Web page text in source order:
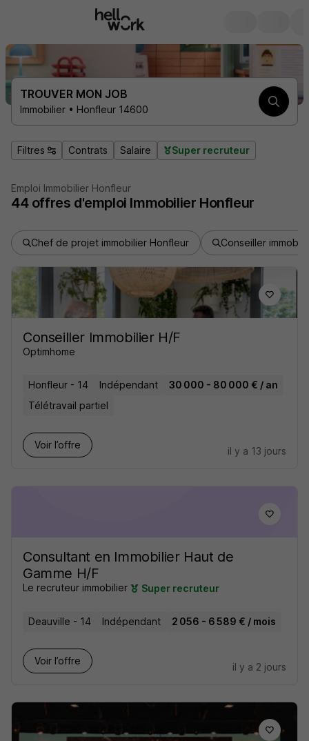
TROUVER MON JOB
Immobilier • Honfleur 14600
Filtres Contrats Salaire Super recruteur
Emploi Immobilier Honfleur
44 offres d'emploi Immobilier Honfleur
Chef de projet immobilier Honfleur Conseiller
Conseiller Immobilier H/F
Optimhome
Honfleur - 14 Indépendant
30 000 - 80 000 € / an
Télétravail partiel
Voir l’offre
il y a 13 jours
Consultant en Immobilier Haut de
Gamme H/F
Le recruteur immobilier Super recruteur
Deauville - 14 Indépendant 2 056 - 6 589 € / mois
Voir l’offre
il y a 2 jours